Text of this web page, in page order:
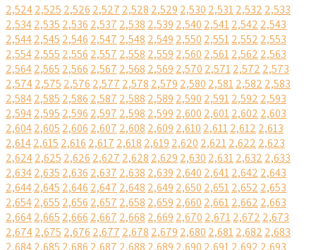
2,5242,525 2,526 2,527 2,528 2,529 2,530 2,5312,532 2,533
2,5342,535 2,536 2,537 2,538 2,539 2,540 2,5412,542 2,543
2,5442,545 2,546 2,547 2,548 2,549 2,550 2,5512,552 2,553
2,5542,555 2,556 2,557 2,558 2,559 2,560 2,5612,562 2,563
2,5642,565 2,566 2,567 2,568 2,569 2,570 2,5712,572 2,573
2,5742,575 2,576 2,577 2,578 2,579 2,580 2,5812,582 2,583
2,5842,585 2,586 2,587 2,588 2,589 2,590 2,5912,592 2,593
2,5942,595 2,596 2,597 2,598 2,599 2,600 2,6012,602 2,603
2,6042,605 2,606 2,607 2,608 2,609 2,610 2,6112,612 2,613
2,6142,615 2,616 2,617 2,618 2,619 2,620 2,6212,622 2,623
2,6242,625 2,626 2,627 2,628 2,629 2,630 2,6312,632 2,633
2,6342,635 2,636 2,637 2,638 2,639 2,640 2,6412,642 2,643
2,6442,645 2,646 2,647 2,648 2,649 2,650 2,6512,652 2,653
2,6542,655 2,656 2,657 2,658 2,659 2,660 2,6612,662 2,663
2,6642,665 2,666 2,667 2,668 2,669 2,670 2,6712,672 2,673
2,6742,675 2,676 2,677 2,678 2,679 2,680 2,6812,682 2,683